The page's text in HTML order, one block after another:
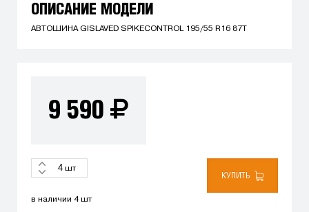
ОПИСАНИЕ МОДЕЛИ
АВТОШИНА GISLAVED SPIKECONTROL 195/55 R16 87T
9 590
шт
КУПИТЬ
в наличии 4 шт